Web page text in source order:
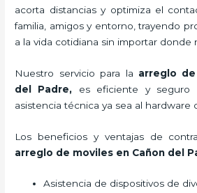
acorta distancias y optimiza el
familia, amigos y entorno, trayendo
a la vida cotidiana sin importar donde
Nuestro servicio para la arreglo
del Padre, es eficiente y seguro
asistencia técnica ya sea al hardware
Los beneficios y ventajas de
arreglo de moviles en Cañon del
Asistencia de dispositivos de